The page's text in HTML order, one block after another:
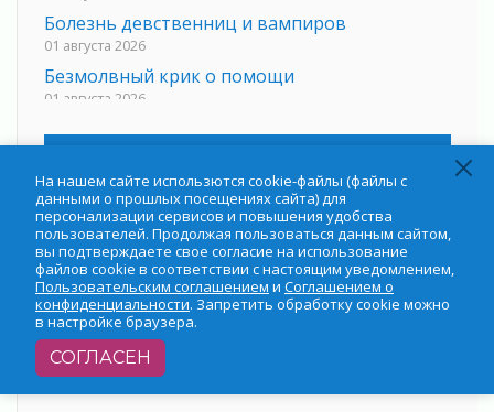
Болезнь девственниц и вампиров
01 августа 2026
Безмолвный крик о помощи
01 августа 2026
В музей всей семьёй
Без заявлений и очередей
01 августа 2026
Не женское это дело...уверены?
01 августа 2026
Все силы в кулак
01 августа 2026
Айда на пляж!
01 августа 2026
Один в поле — не воин
Пн Вт Ср Чт Пт Сб
1
3
4 5 6 7 8
10
11 12 13 14 15
16
17
18 19
24
25
31
На нашем сайте использются cookie-файлы (файлы с
данными о прошлых посещениях сайта) для
персонализации сервисов и повышения удобства
пользователей. Продолжая пользоваться данным сайтом,
вы подтверждаете свое согласие на использование
файлов cookie в соответствии с настоящим уведомлением,
Пользовательским соглашением и Соглашением о
конфиденциальности. Запретить обработку cookie можно
в настройке браузера.
СОГЛАСЕН